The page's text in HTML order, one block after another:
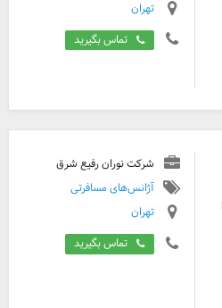
تهران
تماس بگیرید
شرکت نوران رفیع شرق
آژانس‌های مسافرتی
تهران
تماس بگیرید